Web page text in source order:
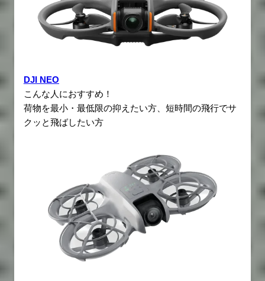
DJI NEO
こんな人におすすめ！
荷物を最小・最低限の抑えたい方、短時間の飛行でサ
クッと飛ばしたい方